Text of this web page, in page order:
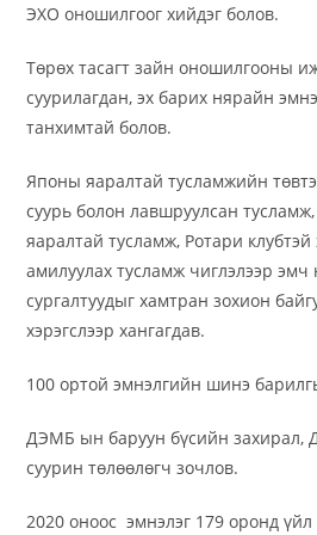
ЭХО оношилгоог хийдэг болов.
Төрөх тасагт зайн оношилгооны
суурилагдан, эх барих нярайн
танхимтай болов.
Японы яаралтай тусламжийн
суурь болон лавшруулсан тусламж,
яаралтай тусламж, Ротари
амилуулах тусламж чиглэлээр
сургалтуудыг хамтран зохион
хэрэгслээр хангагдав.
100 ортой эмнэлгийн шинэ
ДЭМБ ын баруун бүсийн захирал,
суурин төлөөлөгч зочлов.
2020 оноос эмнэлэг 179 оронд үйл